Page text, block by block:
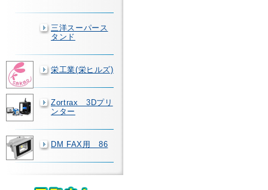
三洋スーパース
タンド
栄工業(栄ヒルズ)
Zortrax 3Dプリ
ンター
DM FAX用 86